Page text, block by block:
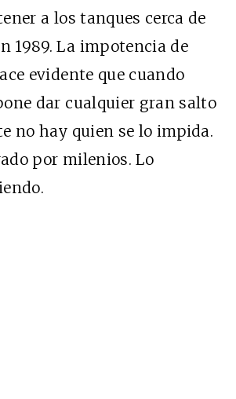
a los tanques cerca de
1989. La impotencia de
evidente que cuando
dar cualquier gran salto
no hay quien se lo impida.
por milenios. Lo